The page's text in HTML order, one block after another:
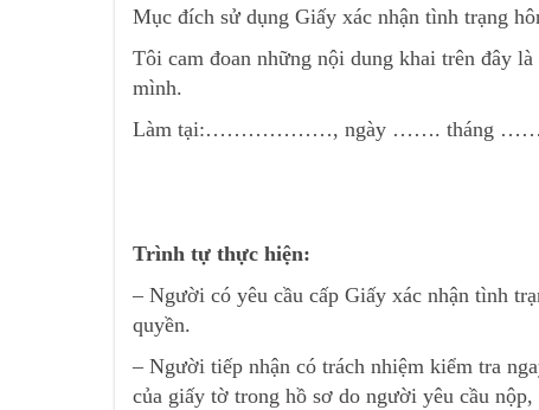
Mục đích sử dụng Giấy xác nhận tình
Tôi cam đoan những nội dung khai trên đây
mình.
Làm tại:………………, ngày ……. tháng
Trình tự thực hiện:
– Người có yêu cầu cấp Giấy xác nhận tình
quyền.
– Người tiếp nhận có trách nhiệm kiểm tra
của giấy tờ trong hồ sơ do người yêu cầu